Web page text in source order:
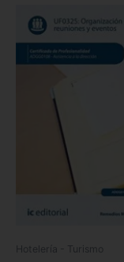
Hotelería - Turismo